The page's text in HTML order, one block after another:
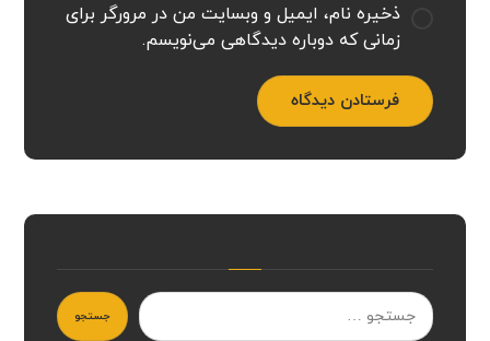
ذخیره نام، ایمیل و وبسایت من در مرورگر برای
زمانی که دوباره دیدگاهی می‌نویسم.
فرستادن دیدگاه
جستجو